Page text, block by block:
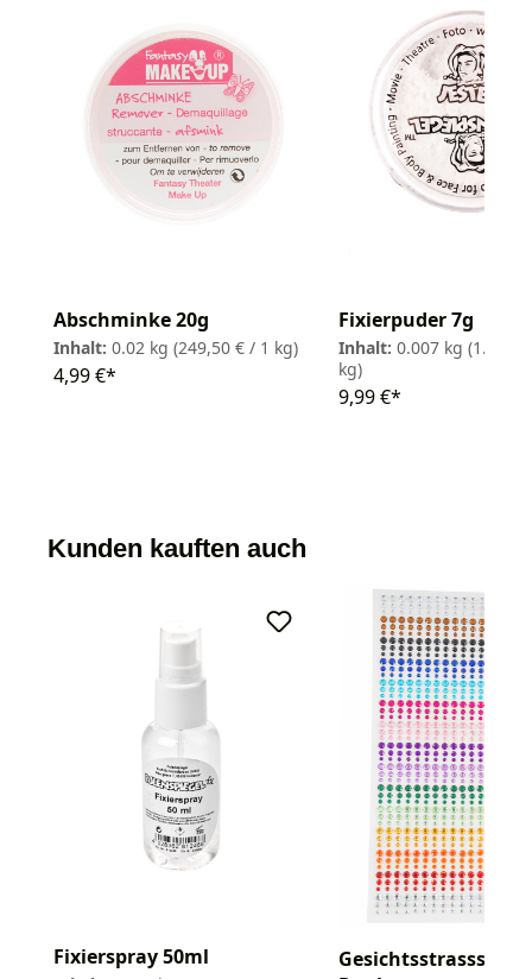
Abschminke 20g
Inhalt: 0.02 kg (249,50 € / 1 kg)
4,99 €*
Fixierpuder 7g
Inhalt: 0.007 kg
kg)
9,99 €*
Kunden kauften auch
Fixierspray 50ml